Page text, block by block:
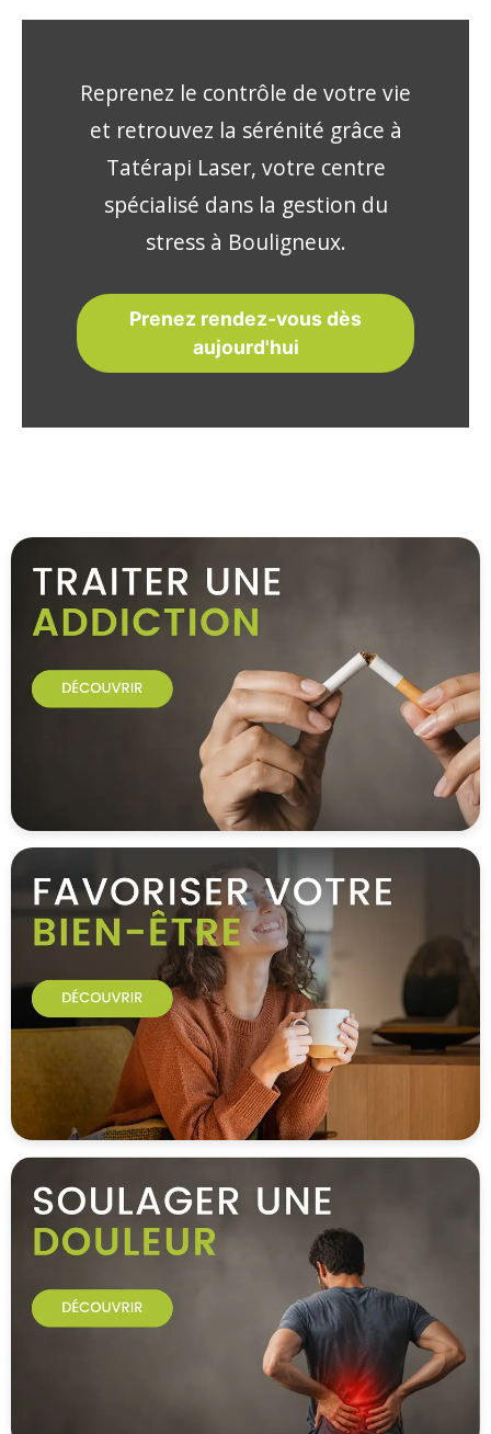
Reprenez le contrôle de votre vie
et retrouvez la sérénité grâce à
Tatérapi Laser, votre centre
spécialisé dans la gestion du
stress à Bouligneux.
Prenez rendez-vous dès
aujourd'hui